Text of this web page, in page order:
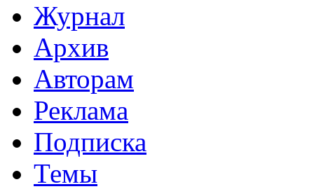
Журнал
Архив
Авторам
Реклама
Подписка
Темы